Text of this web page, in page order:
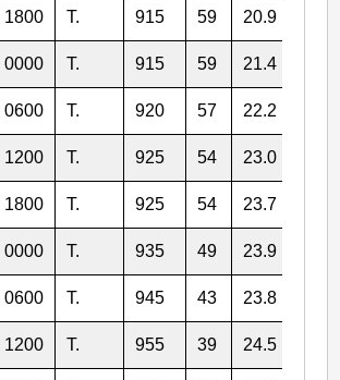
1800 T. 915 59 20.9
0000 T. 915 59 21.4
0600 T. 920 57 22.2
1200 T. 925 54 23.0
1800 T. 925 54 23.7
0000 T. 935 49 23.9
0600 T. 945 43 23.8
1200 T. 955 39 24.5